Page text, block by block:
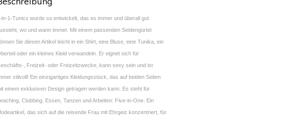
in-1-Tunics wurde so entwickelt, das es immer und überall gut
wo und wann immer. Mit einem passenden Seidengürtel
Sie diesen Artikel leicht in ein Shirt, eine Bluse, eine Tunika, ein
oder ein kleines Kleid verwandeln. Er eignet sich für
, Freizeit- oder Freizeitzwecke, kann sexy sein und ist
stilvoll! Ein einzigartiges Kleidungsstück, das auf beiden Seiten
einem exklusiven Design getragen werden kann. Es steht für
Clubbing, Essen, Tanzen und Arbeiten: Five-in-One. Ein
das sich auf die reisende Frau mit Ehrgeiz konzentriert, für